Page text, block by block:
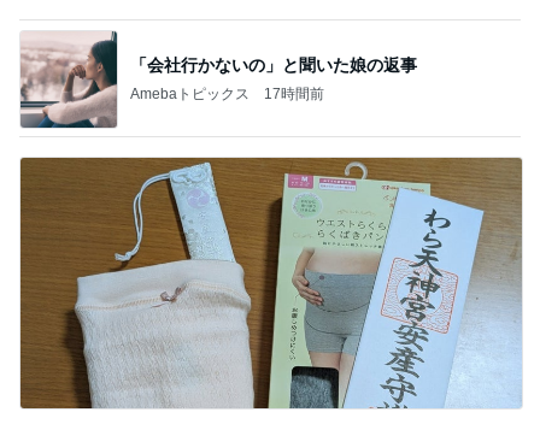
「会社行かないの」と聞いた娘の返事
Amebaトピックス 17時間前